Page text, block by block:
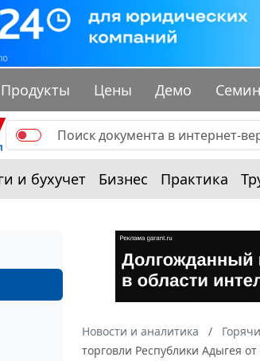
Продукты Цены Демо
и бухучет Бизнес Практика
Новости и аналитика
торговли Республики Адыгея